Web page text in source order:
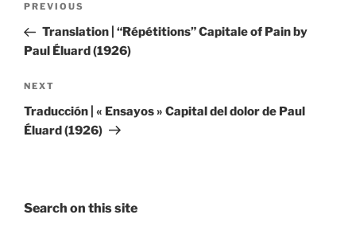
Previous
Post
PREVIOUS
Translation | “Répétitions” Capitale of Pain by
Paul Éluard (1926)
Next
Post
NEXT
Traducción | « Ensayos » Capital del dolor de Paul
Éluard (1926)
Search on this site